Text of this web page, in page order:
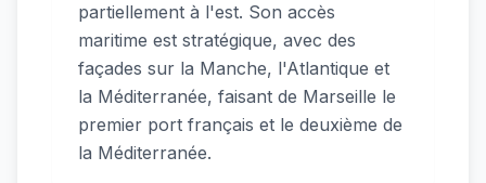
partiellement à l'est. Son accès
maritime est stratégique, avec des
façades sur la Manche, l'Atlantique et
la Méditerranée, faisant de Marseille le
premier port français et le deuxième de
la Méditerranée.